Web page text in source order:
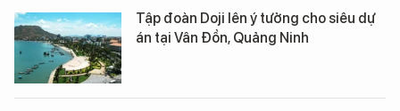
Tập đoàn Doji lên ý tưởng cho siêu dự
án tại Vân Đồn, Quảng Ninh